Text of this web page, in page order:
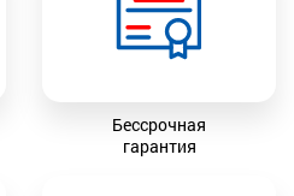
Бессрочная
гарантия